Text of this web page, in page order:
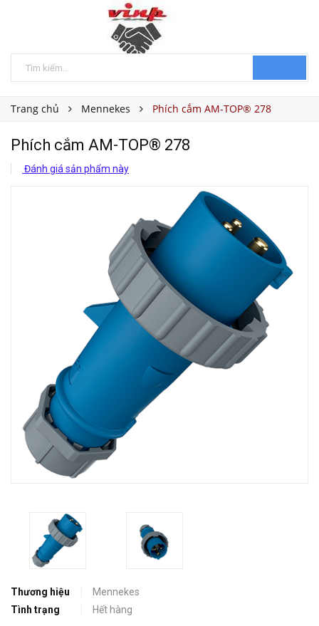
Trang chủ Mennekes Phích cắm AM-TOP® 278
Phích cắm AM-TOP® 278
Đánh giá sản phẩm này
Thương hiệu
Mennekes
Tình trạng
Hết hàng